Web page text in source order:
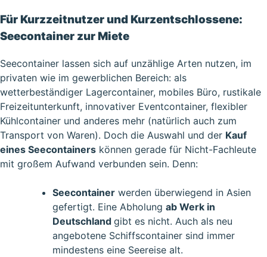
Für Kurzzeitnutzer und Kurzentschlossene:
Seecontainer zur Miete
Seecontainer lassen sich auf unzählige Arten nutzen, im
privaten wie im gewerblichen Bereich: als
wetterbeständiger Lagercontainer, mobiles Büro, rustikale
Freizeitunterkunft, innovativer Eventcontainer, flexibler
Kühlcontainer und anderes mehr (natürlich auch zum
Transport von Waren). Doch die Auswahl und der Kauf
eines Seecontainers können gerade für Nicht-Fachleute
mit großem Aufwand verbunden sein. Denn:
Seecontainer werden überwiegend in Asien
gefertigt. Eine Abholung ab Werk in
Deutschland gibt es nicht. Auch als neu
angebotene Schiffscontainer sind immer
mindestens eine Seereise alt.